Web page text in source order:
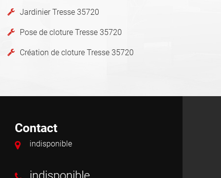
Jardinier Tresse 35720
Pose de cloture Tresse 35720
Création de cloture Tresse 35720
Contact
indisponible